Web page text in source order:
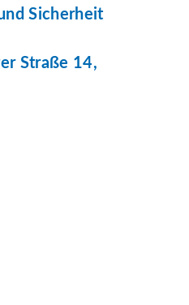
Sicherheit
Straße 14,